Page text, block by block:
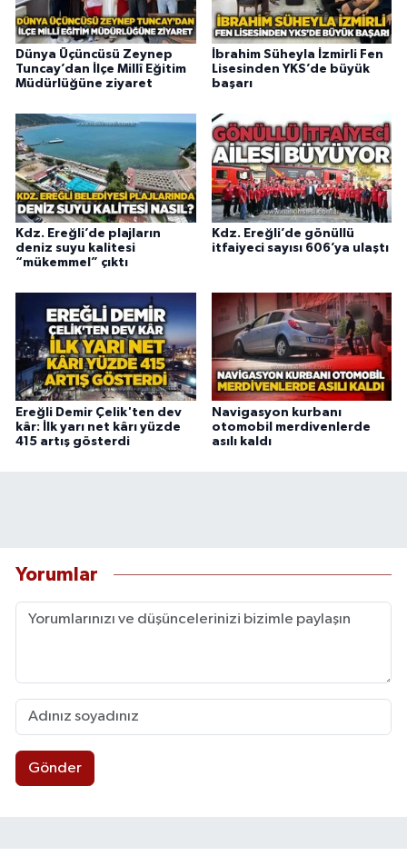
Dünya Üçüncüsü Zeynep
Tuncay’dan İlçe Millî Eğitim
Müdürlüğüne ziyaret
İbrahim Süheyla İzmirli Fen
Lisesinden YKS’de büyük
başarı
Kdz. Ereğli’de plajların
deniz suyu kalitesi
“mükemmel” çıktı
Kdz. Ereğli’de gönüllü
itfaiyeci sayısı 606’ya ulaştı
Ereğli Demir Çelik'ten dev
kâr: İlk yarı net kârı yüzde
415 artış gösterdi
Navigasyon kurbanı
otomobil merdivenlerde
asılı kaldı
Yorumlar
Gönder